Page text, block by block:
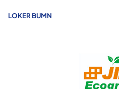
LOKER BUMN